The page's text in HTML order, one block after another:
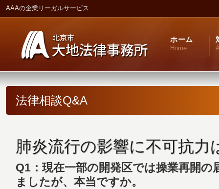
AAAの企業リーガルサービス
ホーム
Home
法律相談Q&A
肺炎流行の影響に不可抗
Q1：現在一部の開発区では操業再開
ましたが、本当ですか。